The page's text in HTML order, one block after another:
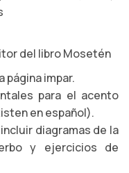
del libro Mosetén
página impar.
para el acento
en español).
diagramas de la
y ejercicios de